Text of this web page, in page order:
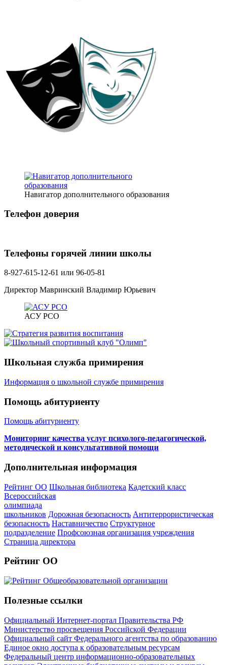
Навигатор дополнительного образования
Телефон доверия
Телефоны горячей линии школы
8-927-615-12-61 или 96-05-81
Директор Мавринский Владимир Юрьевич
АСУ РСО
Школьная служба примирения
Информация о школьной службе примирения
Помощь абитуриенту
Помощь абитуриенту
Мониторинг качества услуг психолого-педагогической,
методической и консультативной помощи
Дополнительная информация
Рейтинг ОО Школьная библиотека Кадетский класс
Всероссийская
олимпиада
школьников Дорожная безопасность Антитеррористическая
безопасность Наставничество Структурное
подразделение Профсоюзная организация учреждения
Страница директора
Рейтинг ОО
Полезные ссылки
Официальный Интернет-портал Правительства РФ
Министерство просвещения Российской Федерации
Официальный сайт Федерального агентства по образованию
Единое окно доступа к образовательным ресурсам
Федеральный центр информационно-образовательных